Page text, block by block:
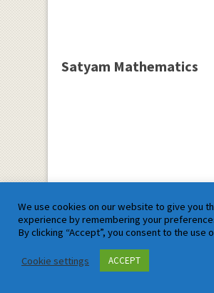
Satyam Mathematics
We use cookies on our website to give you
experience by remembering your
By clicking “Accept”, you consent to the use
Cookie settings ACCEPT